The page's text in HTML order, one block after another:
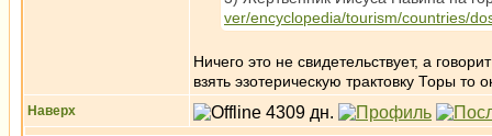
ver/encyclopedia/tourism/countries/
Ничего это не свидетельствует, а
взять эзотерическую трактовку Торы
Наверх